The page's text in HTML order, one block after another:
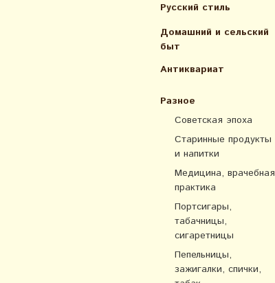
Русский стиль
Домашний и сельский
быт
Антиквариат
Разное
Советская эпоха
Старинные продукты
и напитки
Медицина, врачебная
практика
Портсигары,
табачницы,
сигаретницы
Пепельницы,
зажигалки, спички,